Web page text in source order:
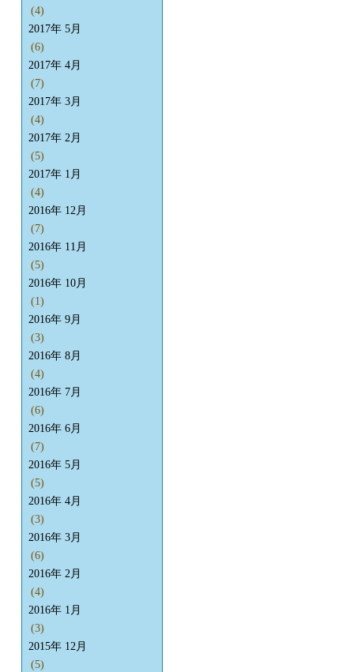
(4)
2017年 5月
(6)
2017年 4月
(7)
2017年 3月
(4)
2017年 2月
(5)
2017年 1月
(4)
2016年 12月
(7)
2016年 11月
(5)
2016年 10月
(1)
2016年 9月
(3)
2016年 8月
(4)
2016年 7月
(6)
2016年 6月
(7)
2016年 5月
(5)
2016年 4月
(3)
2016年 3月
(6)
2016年 2月
(4)
2016年 1月
(3)
2015年 12月
(5)